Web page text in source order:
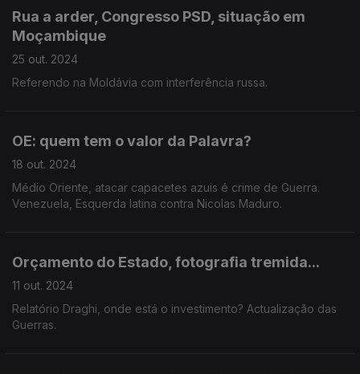
Rua a arder, Congresso PSD, situação em
Moçambique
25 out. 2024
Referendo na Moldávia com interferência russa.
OE: quem tem o valor da Palavra?
18 out. 2024
Médio Oriente, atacar capacetes azuis é crime de Guerra.
Venezuela, Esquerda latina contra Nicolas Maduro.
Orçamento do Estado, fotografia tremida...
11 out. 2024
Relatório Draghi, onde está o investimento? Actualização das
Guerras.